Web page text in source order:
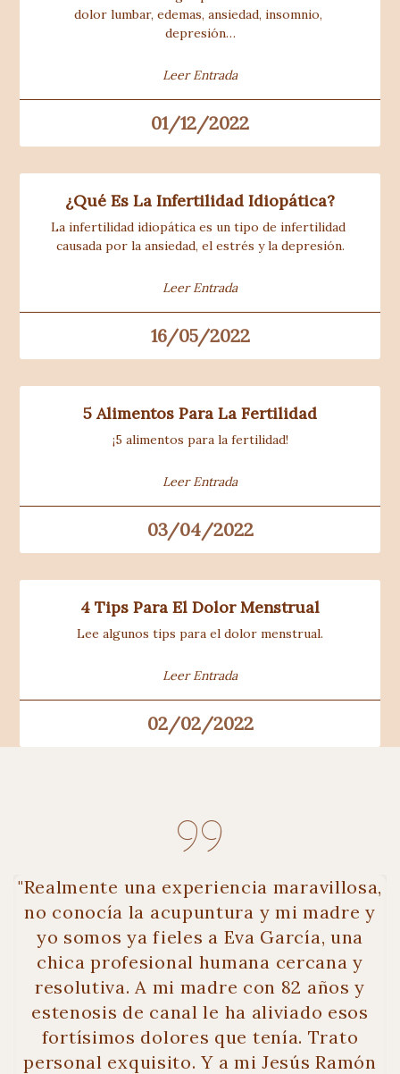
dolor lumbar, edemas, ansiedad, insomnio,
depresión…
Leer Entrada
01/12/2022
¿Qué Es La Infertilidad Idiopática?
La infertilidad idiopática es un tipo de infertilidad
causada por la ansiedad, el estrés y la depresión.
Leer Entrada
16/05/2022
5 Alimentos Para La Fertilidad
¡5 alimentos para la fertilidad!
Leer Entrada
03/04/2022
4 Tips Para El Dolor Menstrual
Lee algunos tips para el dolor menstrual.
Leer Entrada
02/02/2022
"Realmente una experiencia maravillosa,
no conocía la acupuntura y mi madre y
yo somos ya fieles a Eva García, una
chica profesional humana cercana y
resolutiva. A mi madre con 82 años y
estenosis de canal le ha aliviado esos
fortísimos dolores que tenía. Trato
personal exquisito. Y a mi Jesús Ramón